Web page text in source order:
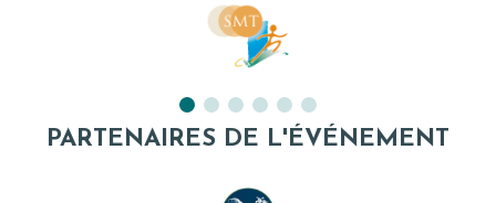
PARTENAIRES DE L'ÉVÉNEMENT